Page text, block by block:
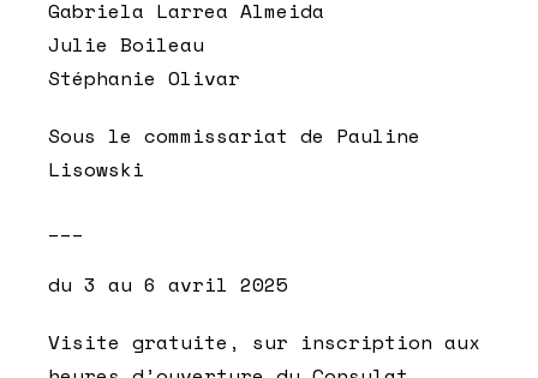
Gabriela Larrea Almeida
Julie Boileau
Stéphanie Olivar
Sous le commissariat de Pauline
Lisowski
du 3 au 6 avril 2025
Visite gratuite, sur inscription aux